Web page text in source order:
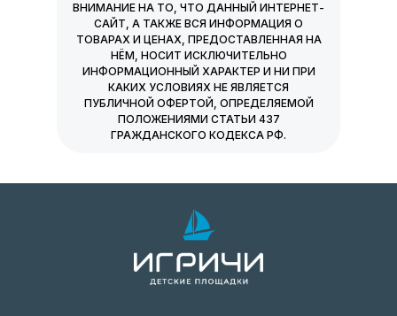
ВНИМАНИЕ НА ТО, ЧТО ДАННЫЙ ИНТЕРНЕТ-
САЙТ, А ТАКЖЕ ВСЯ ИНФОРМАЦИЯ О
ТОВАРАХ И ЦЕНАХ, ПРЕДОСТАВЛЕННАЯ НА
НЁМ, НОСИТ ИСКЛЮЧИТЕЛЬНО
ИНФОРМАЦИОННЫЙ ХАРАКТЕР И НИ ПРИ
КАКИХ УСЛОВИЯХ НЕ ЯВЛЯЕТСЯ
ПУБЛИЧНОЙ ОФЕРТОЙ, ОПРЕДЕЛЯЕМОЙ
ПОЛОЖЕНИЯМИ СТАТЬИ 437
ГРАЖДАНСКОГО КОДЕКСА РФ.